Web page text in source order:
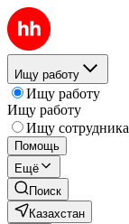
Ищу работу
Ищу работу
Ищу работу
Ищу сотрудника
Помощь
Ещё
Поиск
Казахстан